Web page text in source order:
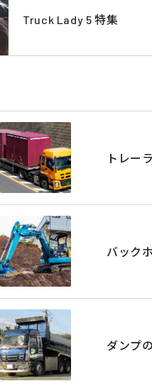
Truck Lady 5 特集
トレー
バック
ダンプ